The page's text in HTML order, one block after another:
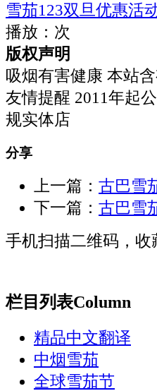
雪茄123双旦优惠活
播放： 次
版权声明
吸烟有害健康 本站
友情提醒 2011年起
规实体店
分享
上一篇： 古巴雪
下一篇： 古巴雪
手机扫描二维码，收
栏目列表Column
精品中文翻译
中烟雪茄
全球雪茄节